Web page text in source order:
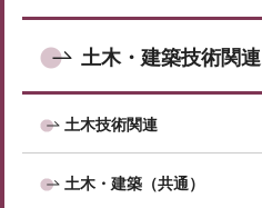
土木・建築技術関連
土木技術関連
土木・建築（共通）